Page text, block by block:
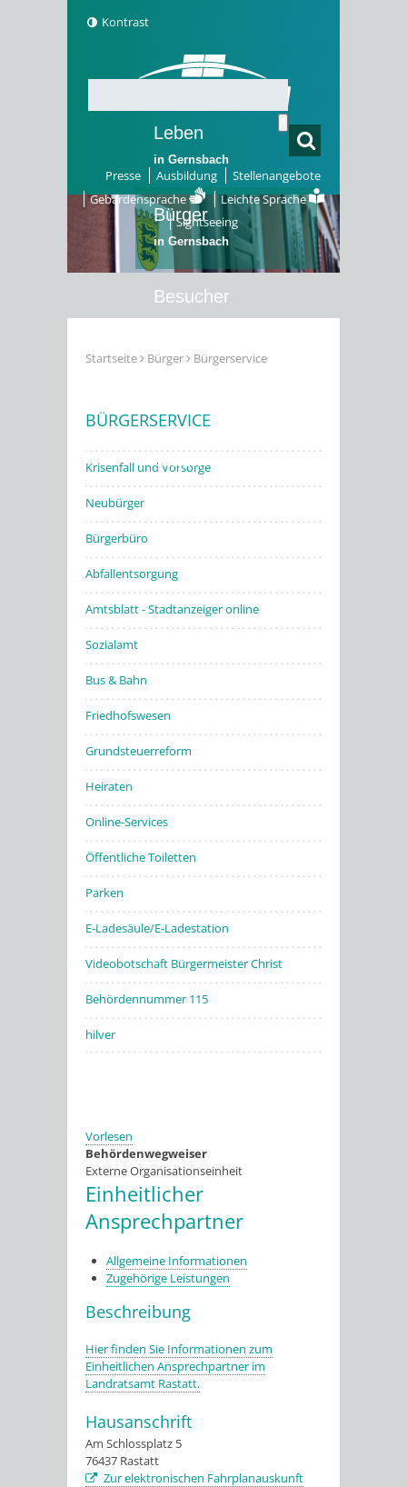
Kontrast
Presse Ausbildung
Stellenangebote
Gebärdensprache
Leichte Sprache
Sightseeing
Leben
in Gernsbach
Bürger
in Gernsbach
Besucher
Stadtwerke
Startseite Bürger Bürgerservice
BÜRGERSERVICE
Krisenfall und Vorsorge
Neubürger
Bürgerbüro
Abfallentsorgung
Amtsblatt - Stadtanzeiger online
Sozialamt
Bus & Bahn
Friedhofswesen
Grundsteuerreform
Heiraten
Online-Services
Öffentliche Toiletten
Parken
E-Ladesäule/E-Ladestation
Videobotschaft Bürgermeister Christ
Behördennummer 115
hilver
Vorlesen
Behördenwegweiser
Externe Organisationseinheit
Einheitlicher
Ansprechpartner
Allgemeine Informationen
Zugehörige Leistungen
Beschreibung
Hier finden Sie Informationen zum
Einheitlichen Ansprechpartner im
Landratsamt Rastatt.
Hausanschrift
Am Schlossplatz 5
76437 Rastatt
Zur elektronischen Fahrplanauskunft